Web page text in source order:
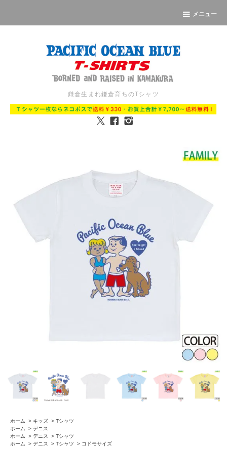
メニュー
鎌倉生まれ鎌倉育ちのTシャツ
ホーム > キッズ > Tシャツ
ホーム
> デニス
ホーム
> デニス > Tシャツ
ホーム
> デニス > Tシャツ > コドモサイズ